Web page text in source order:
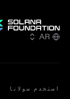
AR
استخدم سولانا